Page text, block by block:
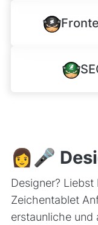
👩🎤
Designer? Liebst
Zeichentablet
erstaunliche und